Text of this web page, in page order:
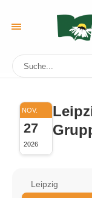
NOV.
27
2026
Leipzig